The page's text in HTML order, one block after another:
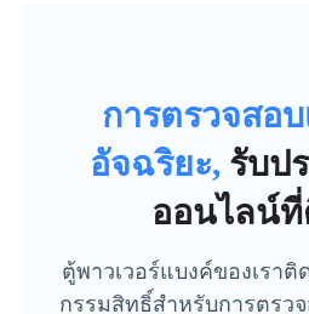
การตรวจสอ
อัจฉริยะ, รับป
ออนไลน์
ตู้พาวเวอร์แบงค์ของเรา
กรรมสิทธิ์สำหรับการตรว